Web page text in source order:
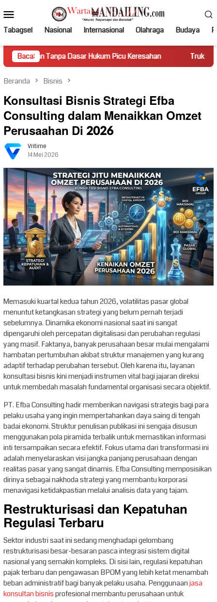
ke
kontenMobile
Tabagsel Nasional Internasional Olahraga Budaya
Baca:
Dasar Hukum Picu Keresahan Truk Miring Hambat Arus
Beranda Bisnis
Konsultasi Bisnis Strategi Efba
Consulting dalam Menaikkan Omzet
Perusaahan Di 2026
Vritime
14 Mei 2026
Memasuki kuartal kedua tahun 2026, volatilitas pasar global
menuntut ketangkasan strategi yang belum pernah terjadi
sebelumnya. Dinamika ekonomi nasional saat ini sangat
dipengaruhi oleh percepatan digitalisasi dan perubahan regulasi
yang masif. Faktanya, banyak perusahaan besar mulai mengalami
hambatan pertumbuhan akibat struktur manajemen yang kurang
adaptif terhadap perubahan tersebut. Oleh karena itu, layanan
konsultasi bisnis kini menjadi instrumen vital bagi jajaran direksi
untuk membedah masalah fundamental organisasi secara objektif.
PT. Efba Consulting hadir memberikan navigasi strategis bagi para
pelaku usaha yang ingin mempertahankan daya saing di tengah
badai ekonomi. Struktur penulisan publikasi ini sengaja disusun
menggunakan pola piramida terbalik untuk memastikan informasi
inti tersampaikan secara efektif. Fokus utama dari transformasi ini
adalah menyelaraskan visi jangka panjang perusahaan dengan
realitas pasar yang sangat dinamis. Efba Consulting memposisikan
dirinya sebagai nakhoda strategi yang membantu korporasi
menavigasi ketidakpastian melalui analisis data yang tajam.
Restrukturisasi dan Kepatuhan
Regulasi Terbaru
Sektor industri saat ini sedang menghadapi gelombang
restrukturisasi besar-besaran pasca integrasi sistem digital
nasional yang semakin kompleks. Di sisi lain, regulasi kepatuhan
pajak terbaru dan pengawasan BPOM yang lebih ketat menambah
beban administratif bagi banyak pelaku usaha. Penggunaanjasa
konsultan bisnisprofesional membantu perusahaan untuk